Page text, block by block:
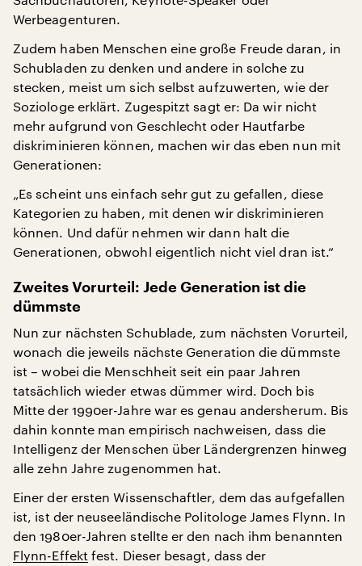
Werbeagenturen.
Zudem haben Menschen eine große Freude daran, in
Schubladen zu denken und andere in solche zu
stecken, meist um sich selbst aufzuwerten, wie der
Soziologe erklärt. Zugespitzt sagt er: Da wir nicht
mehr aufgrund von Geschlecht oder Hautfarbe
diskriminieren können, machen wir das eben nun mit
Generationen:
„Es scheint uns einfach sehr gut zu gefallen, diese
Kategorien zu haben, mit denen wir diskriminieren
können. Und dafür nehmen wir dann halt die
Generationen, obwohl eigentlich nicht viel dran ist.“
Zweites Vorurteil: Jede Generation ist die
dümmste
Nun zur nächsten Schublade, zum nächsten Vorurteil,
wonach die jeweils nächste Generation die dümmste
ist – wobei die Menschheit seit ein paar Jahren
tatsächlich wieder etwas dümmer wird. Doch bis
Mitte der 1990er-Jahre war es genau andersherum. Bis
dahin konnte man empirisch nachweisen, dass die
Intelligenz der Menschen über Ländergrenzen hinweg
alle zehn Jahre zugenommen hat.
Einer der ersten Wissenschaftler, dem das aufgefallen
ist, ist der neuseeländische Politologe James Flynn. In
den 1980er-Jahren stellte er den nach ihm benannten
Flynn-Effekt fest. Dieser besagt, dass der